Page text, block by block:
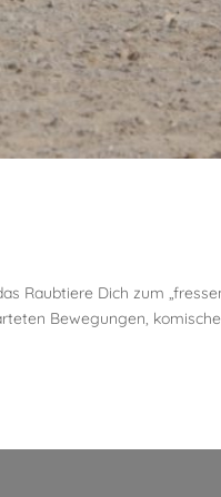
Raubtiere Dich zum
Bewegungen,